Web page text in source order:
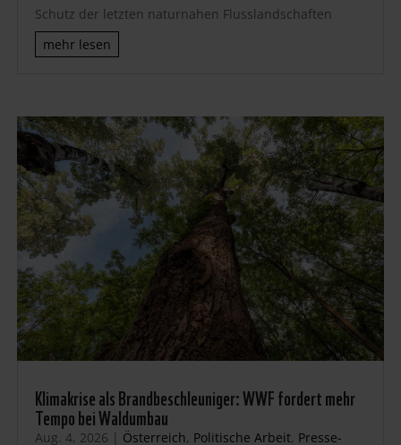
Schutz der letzten naturnahen Flusslandschaften
mehr lesen
Klimakrise als Brandbeschleuniger: WWF fordert mehr
Tempo bei Waldumbau
Aug. 4, 2026 | Österreich, Politische Arbeit, Presse-